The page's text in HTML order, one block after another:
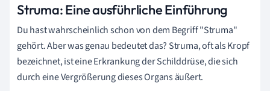
Struma: Eine ausführliche Einführung
Du hast wahrscheinlich schon von dem Begriff "Struma"
gehört. Aber was genau bedeutet das? Struma, oft als Kropf
bezeichnet, ist eine Erkrankung der Schilddrüse, die sich
durch eine Vergrößerung dieses Organs äußert.